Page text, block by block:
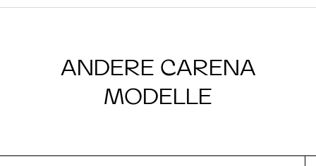
ANDERE CARENA
MODELLE